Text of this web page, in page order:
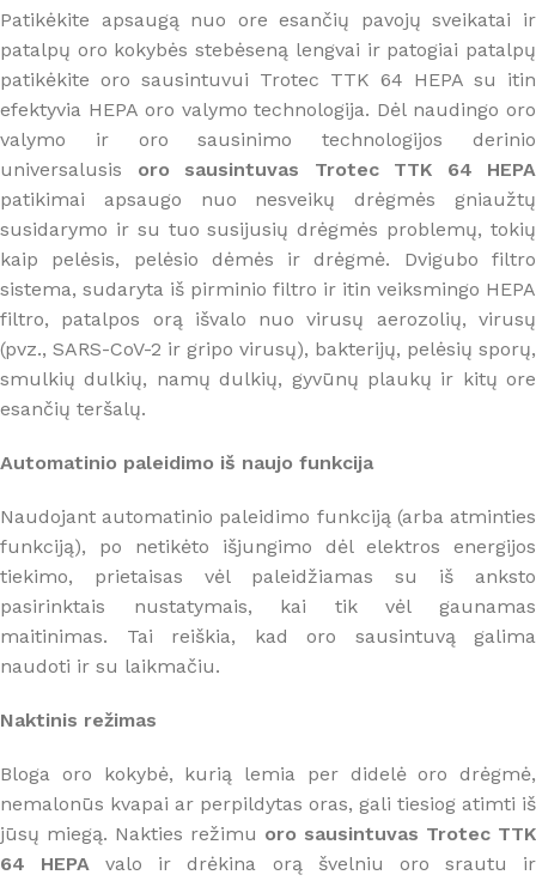
Patikėkite apsaugą nuo ore esančių pavojų sveikatai ir
patalpų oro kokybės stebėseną lengvai ir patogiai patalpų
patikėkite oro sausintuvui Trotec TTK 64 HEPA su itin
efektyvia HEPA oro valymo technologija. Dėl naudingo oro
valymo ir oro sausinimo technologijos derinio
universalusis oro sausintuvas Trotec TTK 64 HEPA
patikimai apsaugo nuo nesveikų drėgmės gniaužtų
susidarymo ir su tuo susijusių drėgmės problemų, tokių
kaip pelėsis, pelėsio dėmės ir drėgmė. Dvigubo filtro
sistema, sudaryta iš pirminio filtro ir itin veiksmingo HEPA
filtro, patalpos orą išvalo nuo virusų aerozolių, virusų
(pvz., SARS-CoV-2 ir gripo virusų), bakterijų, pelėsių sporų,
smulkių dulkių, namų dulkių, gyvūnų plaukų ir kitų ore
esančių teršalų.
Automatinio paleidimo iš naujo funkcija
Naudojant automatinio paleidimo funkciją (arba atminties
funkciją), po netikėto išjungimo dėl elektros energijos
tiekimo, prietaisas vėl paleidžiamas su iš anksto
pasirinktais nustatymais, kai tik vėl gaunamas
maitinimas. Tai reiškia, kad oro sausintuvą galima
naudoti ir su laikmačiu.
Naktinis režimas
Bloga oro kokybė, kurią lemia per didelė oro drėgmė,
nemalonūs kvapai ar perpildytas oras, gali tiesiog atimti iš
jūsų miegą. Nakties režimu oro sausintuvas Trotec TTK
64 HEPAvalo ir drėkina orą švelniu oro srautu ir